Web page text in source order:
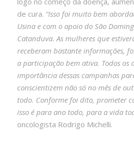
de cura. “Isso foi muito bem
Usina e com o apoio do São
Catanduva. As mulheres que
receberam bastante informações,
a participação bem ativa. Todos os
importância dessas campanhas
conscientizem não só no mês de
todo. Conforme foi dito, prometer
isso é para ano todo, para a vida
oncologista Rodrigo Michelli.